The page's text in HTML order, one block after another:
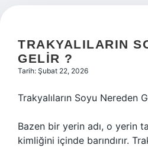
TRAKYALILARIN
GELIR ?
Tarih: Şubat 22, 2026
Trakyalıların Soyu Nereden
Bazen bir yerin adı, o yerin
kimliğini içinde barındırır.